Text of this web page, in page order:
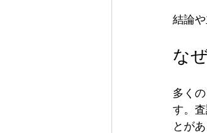
結論
な
多く
す。
とがあ